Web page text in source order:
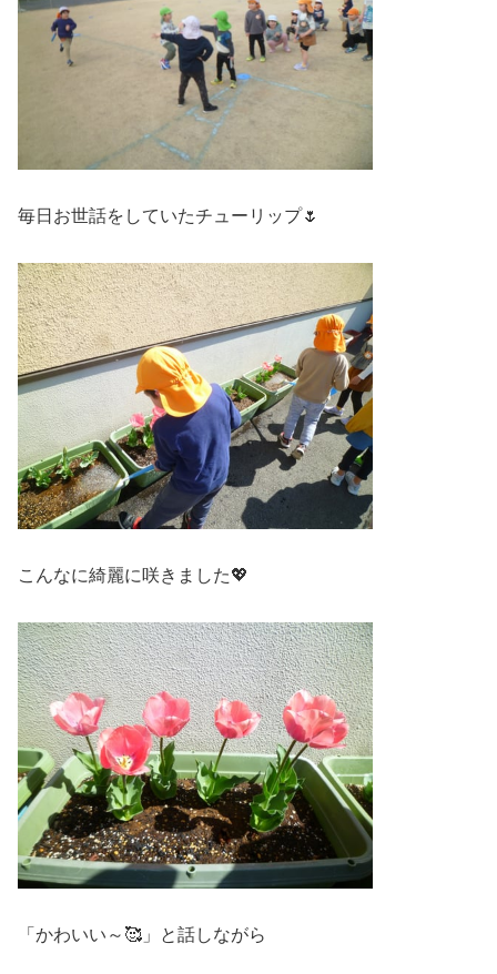
毎日お世話をしていたチューリップ🌷
こんなに綺麗に咲きました💖
「かわいい～🥰」と話しながら